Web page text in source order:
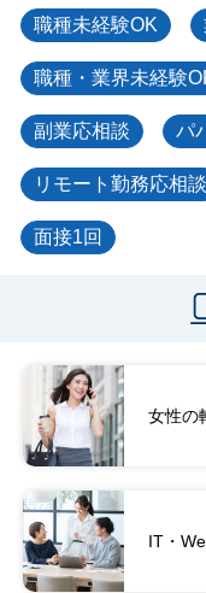
職種未経験OK
職種・業界未経験
副業応相談 パ
リモート勤務応相談
面接1回
女性の
IT・